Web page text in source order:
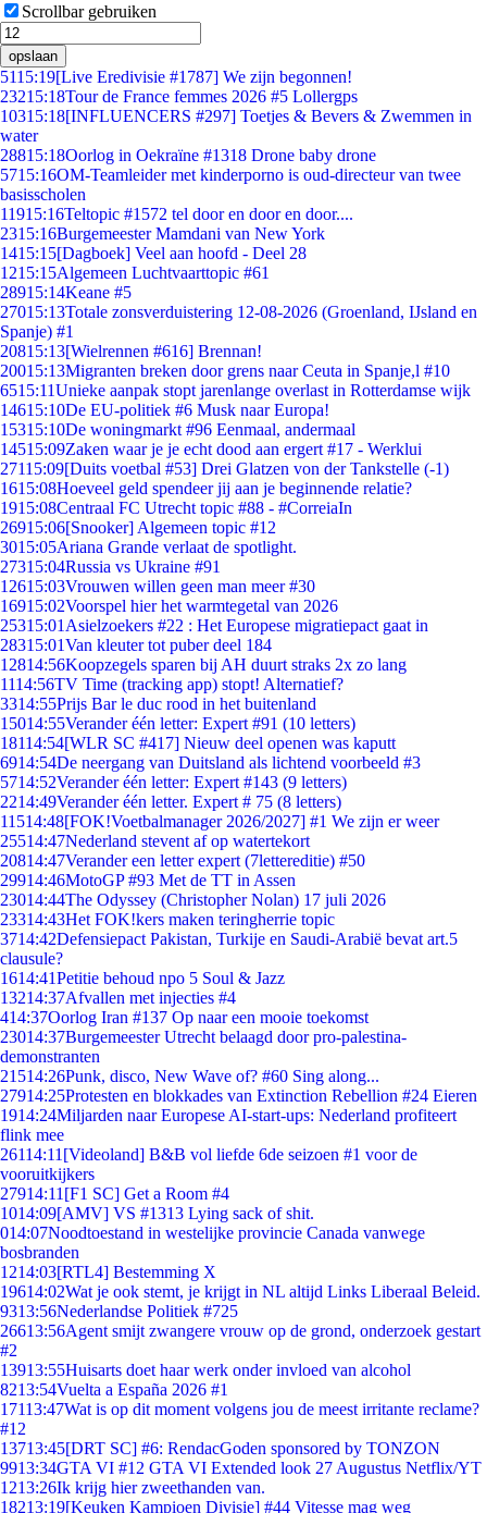
Scrollbar gebruiken
opslaan
5115:19[Live Eredivisie #1787] We zijn begonnen!
23215:18Tour de France femmes 2026 #5 Lollergps
10315:18[INFLUENCERS #297] Toetjes & Bevers & Zwemmen in
water
28815:18Oorlog in Oekraïne #1318 Drone baby drone
5715:16OM-Teamleider met kinderporno is oud-directeur van twee
basisscholen
11915:16Teltopic #1572 tel door en door en door....
2315:16Burgemeester Mamdani van New York
1415:15[Dagboek] Veel aan hoofd - Deel 28
1215:15Algemeen Luchtvaarttopic #61
28915:14Keane #5
27015:13Totale zonsverduistering 12-08-2026 (Groenland, IJsland en
Spanje) #1
20815:13[Wielrennen #616] Brennan!
20015:13Migranten breken door grens naar Ceuta in Spanje,l #10
6515:11Unieke aanpak stopt jarenlange overlast in Rotterdamse wijk
14615:10De EU-politiek #6 Musk naar Europa!
15315:10De woningmarkt #96 Eenmaal, andermaal
14515:09Zaken waar je je echt dood aan ergert #17 - Werklui
27115:09[Duits voetbal #53] Drei Glatzen von der Tankstelle (-1)
1615:08Hoeveel geld spendeer jij aan je beginnende relatie?
1915:08Centraal FC Utrecht topic #88 - #CorreiaIn
26915:06[Snooker] Algemeen topic #12
3015:05Ariana Grande verlaat de spotlight.
27315:04Russia vs Ukraine #91
12615:03Vrouwen willen geen man meer #30
16915:02Voorspel hier het warmtegetal van 2026
25315:01 Asielzoekers #22 : Het Europese migratiepact gaat in
28315:01Van kleuter tot puber deel 184
12814:56Koopzegels sparen bij AH duurt straks 2x zo lang
1114:56TV Time (tracking app) stopt! Alternatief?
3314:55Prijs Bar le duc rood in het buitenland
15014:55Verander één letter: Expert #91 (10 letters)
18114:54[WLR SC #417] Nieuw deel openen was kaputt
6914:54De neergang van Duitsland als lichtend voorbeeld #3
5714:52Verander één letter: Expert #143 (9 letters)
2214:49Verander één letter. Expert # 75 (8 letters)
11514:48[FOK!Voetbalmanager 2026/2027] #1 We zijn er weer
25514:47Nederland stevent af op watertekort
20814:47Verander een letter expert (7lettereditie) #50
29914:46MotoGP #93 Met de TT in Assen
23014:44The Odyssey (Christopher Nolan) 17 juli 2026
23314:43Het FOK!kers maken teringherrie topic
3714:42Defensiepact Pakistan, Turkije en Saudi-Arabië bevat art.5
clausule?
1614:41Petitie behoud npo 5 Soul & Jazz
13214:37Afvallen met injecties #4
414:37Oorlog Iran #137 Op naar een mooie toekomst
23014:37Burgemeester Utrecht belaagd door pro-palestina-
demonstranten
21514:26Punk, disco, New Wave of? #60 Sing along...
27914:25Protesten en blokkades van Extinction Rebellion #24 Eieren
1914:24Miljarden naar Europese AI-start-ups: Nederland profiteert
flink mee
26114:11 [Videoland] B&B vol liefde 6de seizoen #1 voor de
vooruitkijkers
27914:11 [F1 SC] Get a Room #4
1014:09[AMV] VS #1313 Lying sack of shit.
014:07Noodtoestand in westelijke provincie Canada vanwege
bosbranden
1214:03[RTL4] Bestemming X
19614:02Wat je ook stemt, je krijgt in NL altijd Links Liberaal Beleid.
9313:56Nederlandse Politiek #725
26613:56Agent smijt zwangere vrouw op de grond, onderzoek gestart
#2
13913:55Huisarts doet haar werk onder invloed van alcohol
8213:54Vuelta a España 2026 #1
17113:47Wat is op dit moment volgens jou de meest irritante reclame?
#12
13713:45[DRT SC] #6: RendacGoden sponsored by TONZON
9913:34GTA VI #12 GTA VI Extended look 27 Augustus Netflix/YT
1213:26Ik krijg hier zweethanden van.
18213:19[Keuken Kampioen Divisie] #44 Vitesse mag weg